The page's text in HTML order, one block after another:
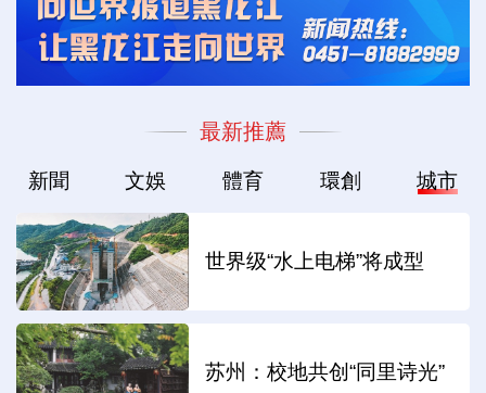
最新推薦
新聞 文娛 體育 環創 城市
世界级“水上电梯”将成型
苏州：校地共创“同里诗光”